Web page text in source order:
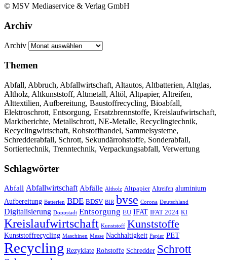
© MSV Mediaservice & Verlag GmbH
Archiv
Archiv
Themen
Abfall, Abbruch, Abfallwirtschaft, Altautos, Altbatterien, Altglas,
Altholz, Altkunststoff, Altmetall, Altöl, Altpapier, Altreifen,
Alttextilien, Aufbereitung, Baustoffrecycling, Bioabfall,
Elektroschrott, Entsorgung, Ersatzbrennstoffe, Kreislaufwirtschaft,
Marktberichte, Metallschrott, NE-Metalle, Recyclingtechnik,
Recyclingwirtschaft, Rohstoffhandel, Sammelsysteme,
Schredderabfall, Schrott, Sekundärrohstoffe, Sonderabfall,
Sortiertechnik, Trenntechnik, Verpackungsabfall, Verwertung
Schlagwörter
Abfall Abfallwirtschaft Abfälle Altholz Altpapier Altreifen aluminium
Aufbereitung Batterien BDE BDSV BIR bvse Corona Deutschland
Digitalisierung Doppstadt Entsorgung EU IFAT IFAT 2024 KI
Kreislaufwirtschaft Kunststoff Kunststoffe
Kunststoffrecycling Maschinen Messe Nachhaltigkeit Papier PET
Recycling Rezyklate Rohstoffe Schredder Schrott